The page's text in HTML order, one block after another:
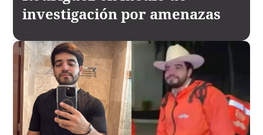
investigación por amenazas